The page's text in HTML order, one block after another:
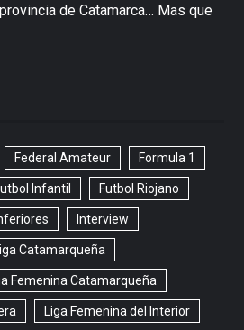
de Catamarca… Mas que
Federal Amateur Formula 1
Infantil Futbol Riojano
Interview
Catamarqueña
Femenina Catamarqueña
Liga Femenina del Interior